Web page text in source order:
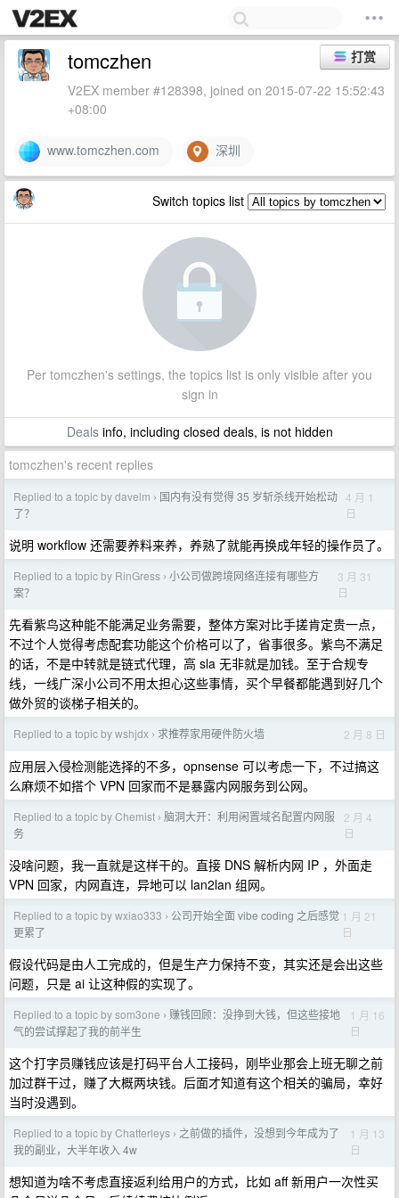
打赏
tomczhen
V2EX member #128398, joined on 2015-07-22 15:52:43
+08:00
www.tomczhen.com 深圳
Switch topics list
Per tomczhen's settings, the topics list is only visible after you
sign in
Dealsinfo, including closed deals, is not hidden
tomczhen's recent replies
Replied to a topic by davelm › 国内有没有觉得 35 岁斩杀线开始松动
了？
4 月 1
日
说明 workflow 还需要养料来养，养熟了就能再换成年轻的操作员了。
Replied to a topic by RinGress › 小公司做跨境网络连接有哪些方
案？
3 月 31
日
先看紫鸟这种能不能满足业务需要，整体方案对比手搓肯定贵一点，
不过个人觉得考虑配套功能这个价格可以了，省事很多。紫鸟不满足
的话，不是中转就是链式代理，高 sla 无非就是加钱。至于合规专
线，一线广深小公司不用太担心这些事情，买个早餐都能遇到好几个
做外贸的谈梯子相关的。
Replied to a topic by wshjdx › 求推荐家用硬件防火墙 2 月 8 日
应用层入侵检测能选择的不多，opnsense 可以考虑一下，不过搞这
么麻烦不如搭个 VPN 回家而不是暴露内网服务到公网。
Replied to a topic by Chemist › 脑洞大开：利用闲置域名配置内网服
务
2 月 4
日
没啥问题，我一直就是这样干的。直接 DNS 解析内网 IP ，外面走
VPN 回家，内网直连，异地可以 lan2lan 组网。
Replied to a topic by wxiao333 › 公司开始全面 vibe coding 之后感觉
更累了
1 月 21
日
假设代码是由人工完成的，但是生产力保持不变，其实还是会出这些
问题，只是 ai 让这种假的实现了。
Replied to a topic by som3one › 赚钱回顾：没挣到大钱，但这些接地
气的尝试撑起了我的前半生
1 月 16
日
这个打字员赚钱应该是打码平台人工接码，刚毕业那会上班无聊之前
加过群干过，赚了大概两块钱。后面才知道有这个相关的骗局，幸好
当时没遇到。
Replied to a topic by Chatterleys › 之前做的插件，没想到今年成为了
我的副业，大半年收入 4w
1 月 13
日
想知道为啥不考虑直接返利给用户的方式，比如 aff 新用户一次性买